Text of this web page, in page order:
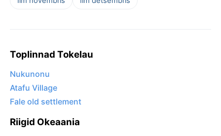
Toplinnad Tokelau
Nukunonu
Atafu Village
Fale old settlement
Riigid Okeaania